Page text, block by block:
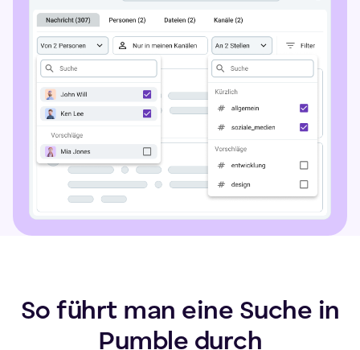
So führt man eine Suche in
Pumble durch